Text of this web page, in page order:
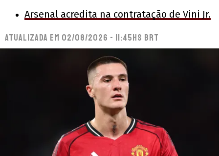
Arsenal acredita na contratação de Vini Jr.
Atualizada em 02/08/2026 - 11:45hs BRT